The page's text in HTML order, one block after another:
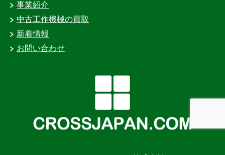
事業紹介
中古工作機械の買取
新着情報
お問い合わせ